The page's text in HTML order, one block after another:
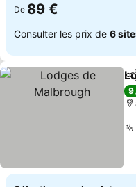
De 89 €
Consulter les prix de 6